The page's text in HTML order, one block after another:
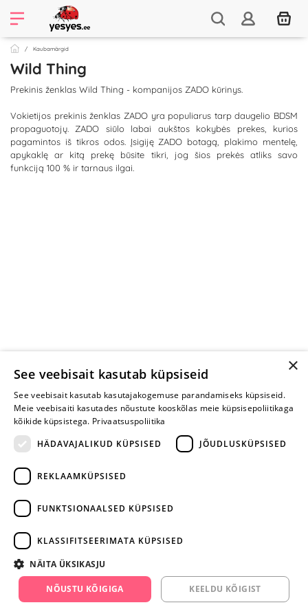
Kaubamärgid
Wild Thing
Prekinis ženklas Wild Thing - kompanijos ZADO kūrinys.
Vokietijos prekinis ženklas ZADO yra populiarus tarp daugelio BDSM
propaguotojų. ZADO siūlo labai aukštos kokybės prekes, kurios
pagamintos iš tikros odos. Įsigiję ZADO botagą, plakimo mentelę,
apykaklę ar kitą prekę būsite tikri, jog šios prekės atliks savo
funkciją 100 % ir tarnaus ilgai.
facebook.com/yesyes.ee
Instagram/yesyes.ee
×
See veebisait kasutab küpsiseid
See veebisait kasutab kasutajakogemuse parandamiseks küpsiseid.
Meie veebisaiti kasutades nõustute kooskõlas meie küpsisepoliitikaga
kõikide küpsistega. Privaatsuspoliitika
HÄDAVAJALIKUD KÜPSISED
JÕUDLUSKÜPSISED
REKLAAMKÜPSISED
FUNKTSIONAALSED KÜPSISED
KLASSIFITSEERIMATA KÜPSISED
NÄITA ÜKSIKASJU
NÕUSTU KÕIGIGA KEELDU KÕIGIST